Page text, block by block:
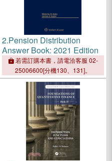
2.Pension Distribution
Answer Book: 2021 Edition
若需訂購本書，請電洽客服 02-
25006600[分機130、131]。